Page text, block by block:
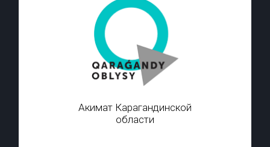
Акимат Карагандинской
области